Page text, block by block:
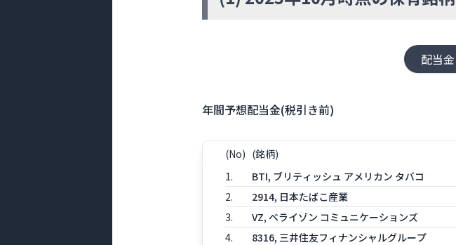
配当金
年間予想配当金(税引き前)
(No) (銘柄)
1.
BTI, ブリティッシュ アメリカン タバコ
2.
2914, 日本たばこ産業
3.
VZ, ベライゾン コミュニケーションズ
4.
8316, 三井住友フィナンシャルグループ